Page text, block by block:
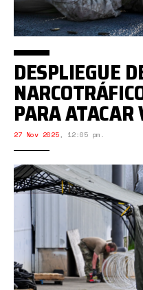
DESPLIEGUE
PARA ATACAR
27 Nov 2025, 12:05 pm.